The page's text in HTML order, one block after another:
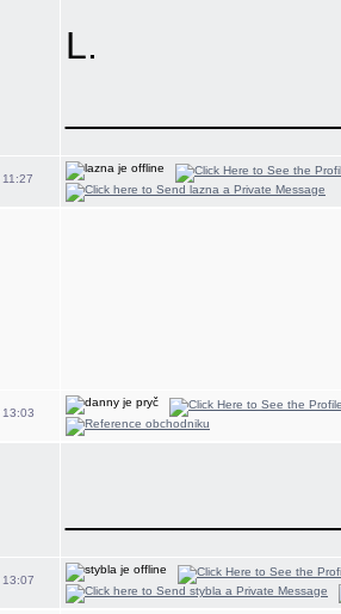
L.
11:27
13:03
13:07